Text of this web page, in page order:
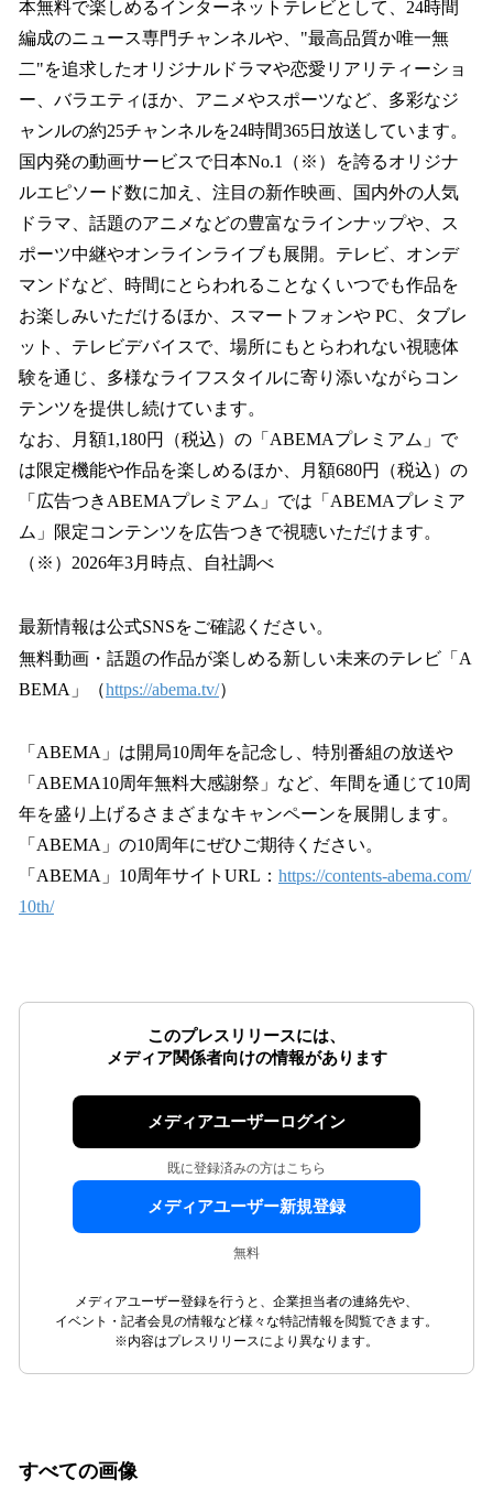
本無料で楽しめるインターネットテレビとして、24時間
編成のニュース専門チャンネルや、"最高品質か唯一無
二"を追求したオリジナルドラマや恋愛リアリティーショ
ー、バラエティほか、アニメやスポーツなど、多彩なジ
ャンルの約25チャンネルを24時間365日放送しています。
国内発の動画サービスで日本No.1（※）を誇るオリジナ
ルエピソード数に加え、注目の新作映画、国内外の人気
ドラマ、話題のアニメなどの豊富なラインナップや、ス
ポーツ中継やオンラインライブも展開。テレビ、オンデ
マンドなど、時間にとらわれることなくいつでも作品を
お楽しみいただけるほか、スマートフォンや PC、タブレ
ット、テレビデバイスで、場所にもとらわれない視聴体
験を通じ、多様なライフスタイルに寄り添いながらコン
テンツを提供し続けています。
なお、月額1,180円（税込）の「ABEMAプレミアム」で
は限定機能や作品を楽しめるほか、月額680円（税込）の
「広告つきABEMAプレミアム」では「ABEMAプレミア
ム」限定コンテンツを広告つきで視聴いただけます。
（※）2026年3月時点、自社調べ
最新情報は公式SNSをご確認ください。
無料動画・話題の作品が楽しめる新しい未来のテレビ「A
BEMA」（https://abema.tv/）
「ABEMA」は開局10周年を記念し、特別番組の放送や
「ABEMA10周年無料大感謝祭」など、年間を通じて10周
年を盛り上げるさまざまなキャンペーンを展開します。
「ABEMA」の10周年にぜひご期待ください。
「ABEMA」10周年サイトURL： https://contents-abema.com/
10th/
このプレスリリースには、
メディア関係者向けの情報があります
メディアユーザーログイン
既に登録済みの方はこちら
メディアユーザー新規登録
無料
メディアユーザー登録を行うと、企業担当者の連絡先や、
イベント・記者会見の情報など様々な特記情報を閲覧できます。
※内容はプレスリリースにより異なります。
すべての画像